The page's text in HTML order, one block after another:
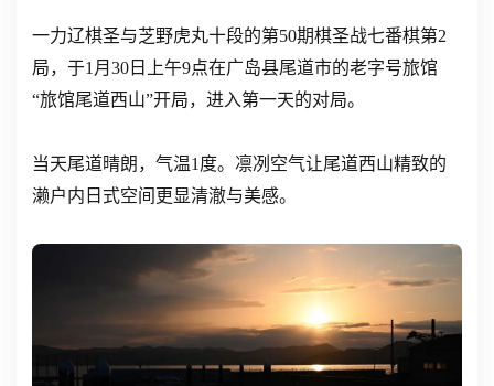
一力辽棋圣与芝野虎丸十段的第50期棋圣战七番棋第2
局，于1月30日上午9点在广岛县尾道市的老字号旅馆
“旅馆尾道西山”开局，进入第一天的对局。
当天尾道晴朗，气温1度。凛冽空气让尾道西山精致的
濑户内日式空间更显清澈与美感。